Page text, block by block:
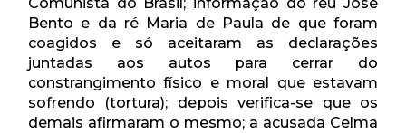
Bento e da ré Maria de Paula de que foram
coagidos e só aceitaram as declarações
juntadas aos autos para cerrar do
constrangimento físico e moral que estavam
sofrendo (tortura); depois verifica-se que os
demais afirmaram o mesmo; a acusada Celma